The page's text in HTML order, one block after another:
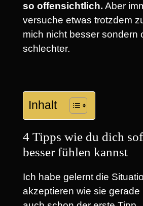
so offensichtlich. Aber
versuche etwas trotzdem
mich nicht besser sondern
schlechter.
Inhalt
4 Tipps wie du dich
besser fühlen kannst
Ich habe gelernt die
akzeptieren wie sie gerade